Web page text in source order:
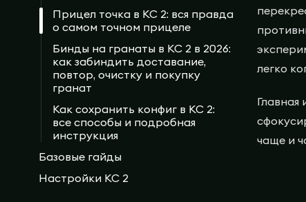
Прицел точка в КС 2: вся правда
о самом точном прицеле
Бинды на гранаты в КС 2 в 2026:
как забиндить доставание,
повтор, очистку и покупку
гранат
Как сохранить конфиг в КС 2:
все способы и подробная
инструкция
Базовые гайды
Настройки КС 2
легко
чаще и